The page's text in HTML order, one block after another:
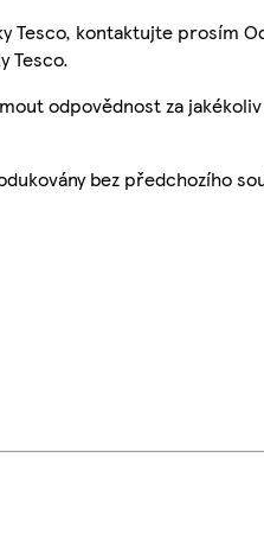
Tesco, kontaktujte prosím
Tesco.
odpovědnost za
bez předchozího